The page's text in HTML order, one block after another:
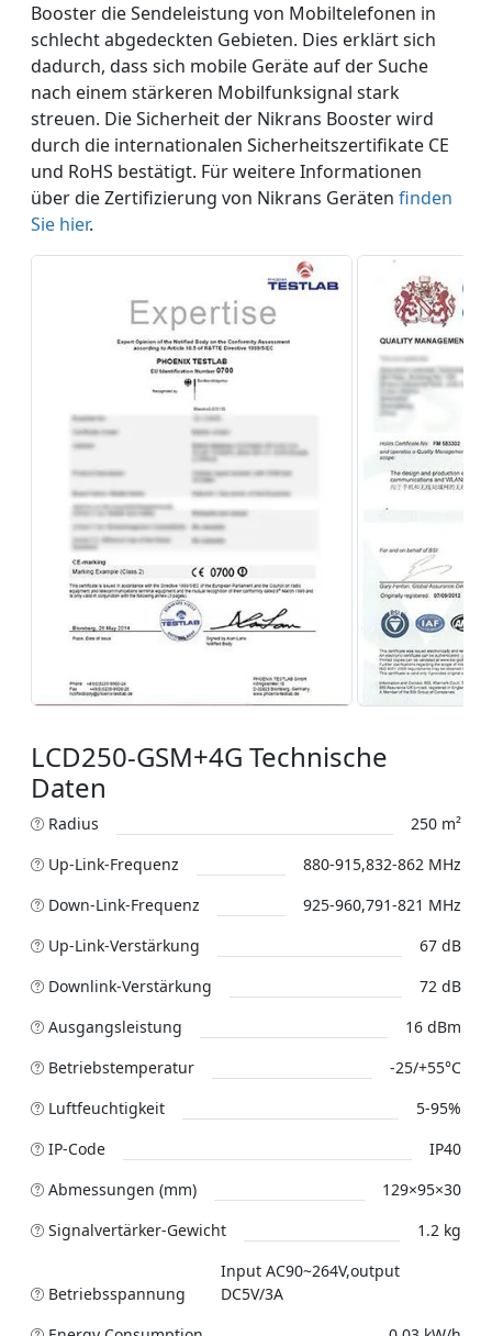
Booster die Sendeleistung von Mobiltelefonen in
schlecht abgedeckten Gebieten. Dies erklärt sich
dadurch, dass sich mobile Geräte auf der Suche
nach einem stärkeren Mobilfunksignal stark
streuen. Die Sicherheit der Nikrans Booster wird
durch die internationalen Sicherheitszertifikate CE
und RoHS bestätigt. Für weitere Informationen
über die Zertifizierung von Nikrans Geräten finden
Sie hier.
LCD250-GSM+4G Technische
Daten
Radius
250 m²
Up-Link-Frequenz
880-915,832-862 MHz
Down-Link-Frequenz
925-960,791-821 MHz
Up-Link-Verstärkung
67 dB
Downlink-Verstärkung
72 dB
Ausgangsleistung
16 dBm
Betriebstemperatur
-25/+55°C
Luftfeuchtigkeit
5-95%
IP-Code
IP40
Abmessungen (mm)
129×95×30
Signalvertärker-Gewicht
1.2 kg
Betriebsspannung
Input AC90~264V,output
DC5V/3A